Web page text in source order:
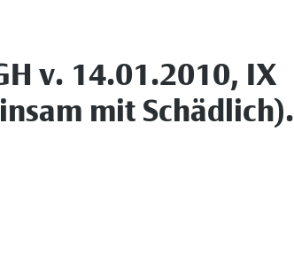
v. 14.01.2010, IX
mit Schädlich).